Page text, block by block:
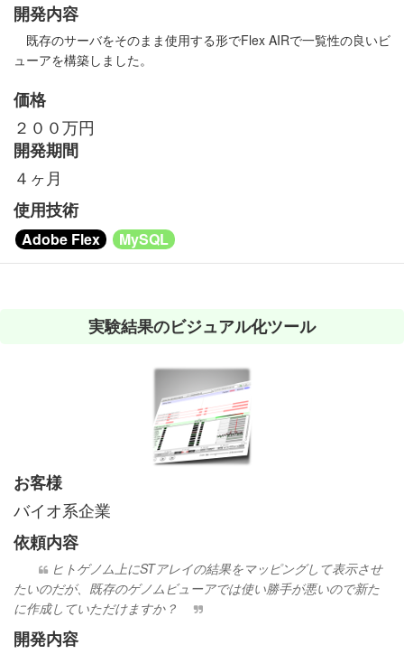
開発内容
既存のサーバをそのまま使用する形でFlex AIRで一覧性の良いビ
ューアを構築しました。
価格
２００万円
開発期間
４ヶ月
使用技術
Adobe Flex MySQL
実験結果のビジュアル化ツール
お客様
バイオ系企業
依頼内容
ヒトゲノム上にSTアレイの結果をマッピングして表示させ
たいのだが、既存のゲノムビューアでは使い勝手が悪いので新た
に作成していただけますか？
開発内容